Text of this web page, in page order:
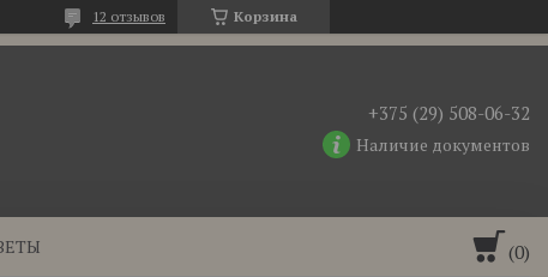
Корзина
12 отзывов
+375 (29) 508-06-32
Наличие документов